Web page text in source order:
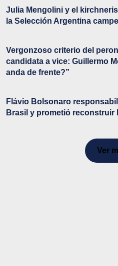
Julia Mengolini y el
la Selección Argentina
Vergonzoso criterio del
candidata a vice: Guillermo
anda de frente?”
Flávio Bolsonaro
Brasil y prometió reconstruir
Ver